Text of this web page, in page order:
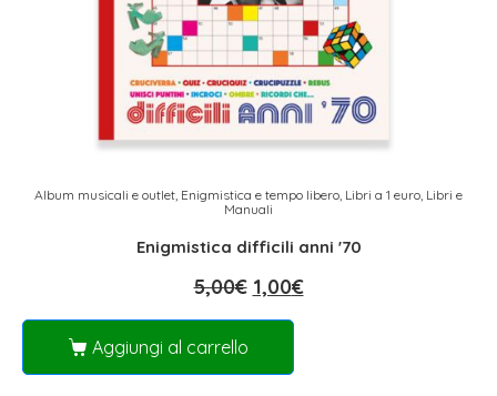
Album musicali e outlet Enigmistica e tempo libero Libri a 1 euro Libri e
Manuali
Enigmistica difficili anni '70
5,00€ 1,00€
Aggiungi al carrello